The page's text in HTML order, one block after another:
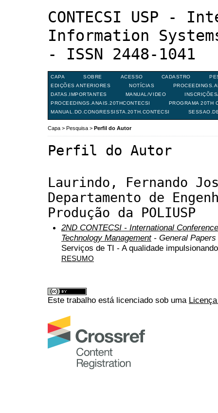
CONTECSI USP -
Information
- ISSN 2448-1041
CAPA SOBRE ACESSO CADASTRO
EDIÇÕES ANTERIORES
NOTÍCIAS
DATAS.IMPORTANTES
MANUAL/VIDEO
PROCEEDINGS.ANAIS.20THCONTECSI
PROGRAMA 20TH
MANUAL.DO.CONGRESSISTA.20TH.CONTECSI
Capa > Pesquisa > Perfil do Autor
Perfil do Autor
Laurindo, Fernando
Departamento de
Produção da POLIUSP
2ND CONTECSI - International
Technology Management- General Papers
Serviços de TI - A qualidade
RESUMO
Este trabalho está licenciado sob uma